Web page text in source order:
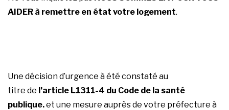
AIDER à remettre en état votre logement.
Une décision d’urgence à été constaté au
titre de l’article L1311-4 du Code de la santé
publique.et une mesure auprès de votre préfecture à